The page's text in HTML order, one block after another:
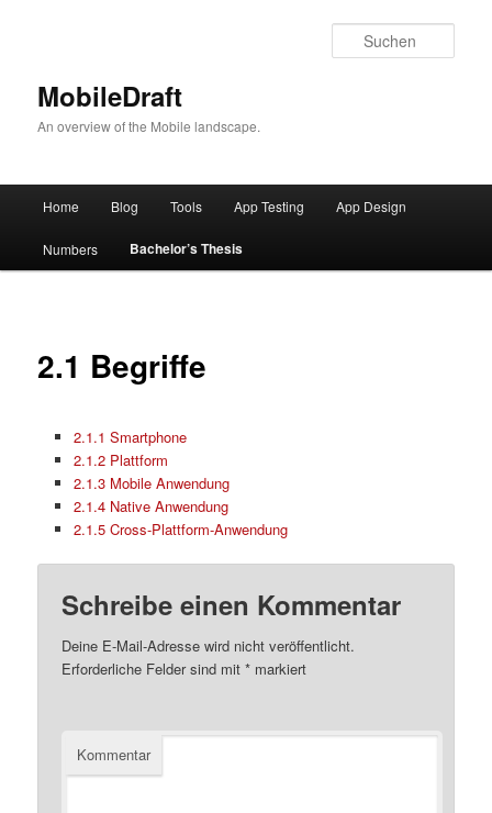
MobileDraft
An overview of the Mobile landscape.
Zum
Inhalt
Home Blog Tools App Testing App Design
Numbers Bachelor’s Thesis
2.1 Begriffe
2.1.1 Smartphone
2.1.2 Plattform
2.1.3 Mobile Anwendung
2.1.4 Native Anwendung
2.1.5 Cross-Plattform-Anwendung
Schreibe einen Kommentar
Deine E-Mail-Adresse wird nicht veröffentlicht.
Erforderliche Felder sind mit* markiert
Kommentar